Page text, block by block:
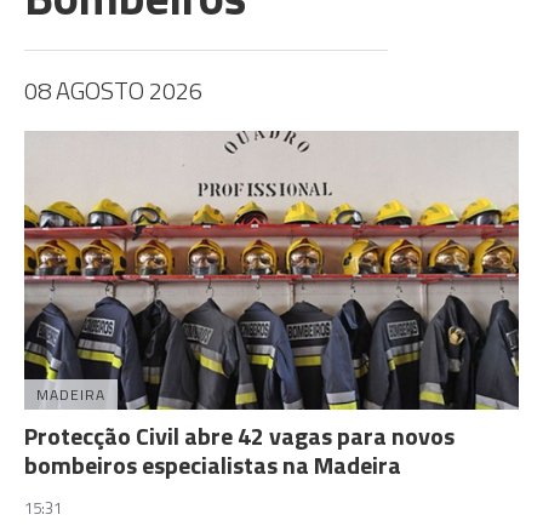
08 AGOSTO 2026
MADEIRA
Protecção Civil abre 42 vagas para novos
bombeiros especialistas na Madeira
15:31